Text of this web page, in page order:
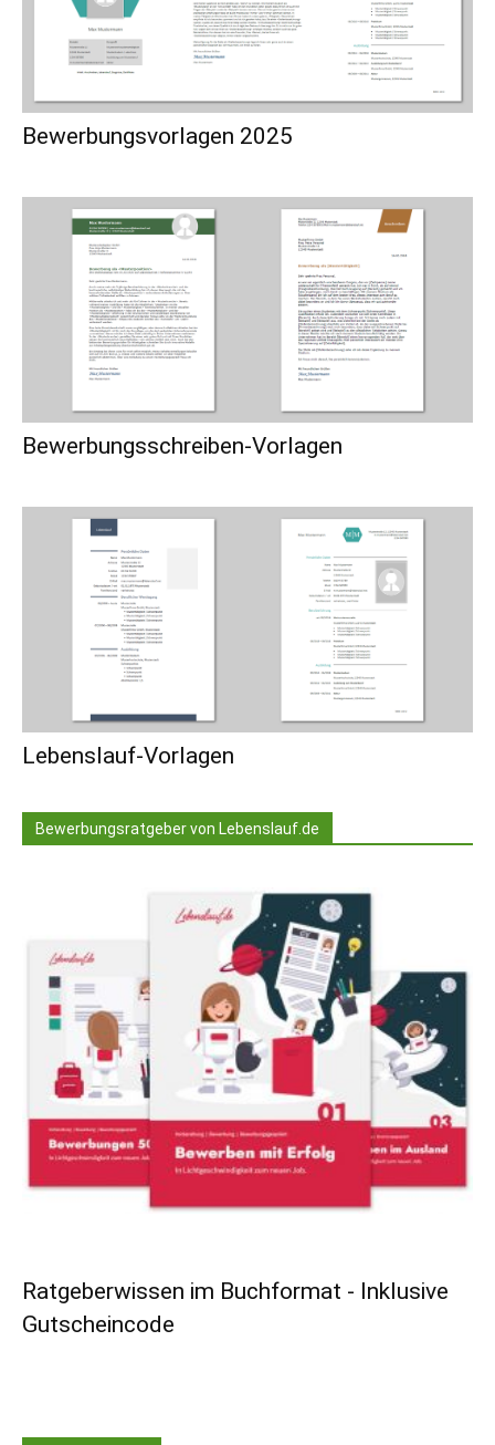
Bewerbungsvorlagen 2025
Bewerbungsschreiben-Vorlagen
Lebenslauf-Vorlagen
Bewerbungsratgeber von Lebenslauf.de
Ratgeberwissen im Buchformat - Inklusive
Gutscheincode